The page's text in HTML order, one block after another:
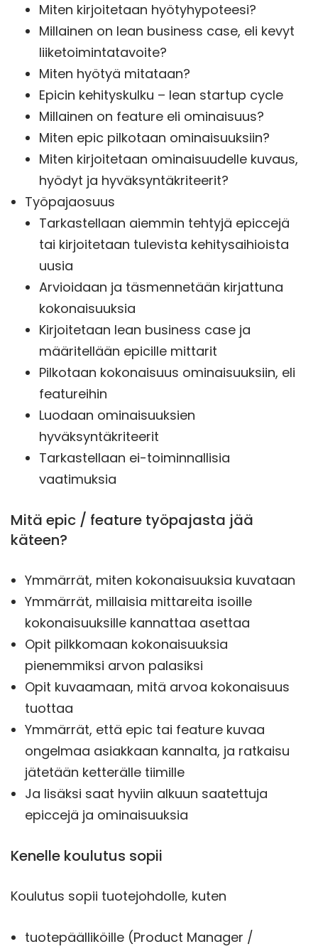
Miten kirjoitetaan hyötyhypoteesi?
Millainen on lean business case, eli kevyt
liiketoimintatavoite?
Miten hyötyä mitataan?
Epicin kehityskulku – lean startup cycle
Millainen on feature eli ominaisuus?
Miten epic pilkotaan ominaisuuksiin?
Miten kirjoitetaan ominaisuudelle kuvaus,
hyödyt ja hyväksyntäkriteerit?
Työpajaosuus
Tarkastellaan aiemmin tehtyjä epiccejä
tai kirjoitetaan tulevista kehitysaihioista
uusia
Arvioidaan ja täsmennetään kirjattuna
kokonaisuuksia
Kirjoitetaan lean business case ja
määritellään epicille mittarit
Pilkotaan kokonaisuus ominaisuuksiin, eli
featureihin
Luodaan ominaisuuksien
hyväksyntäkriteerit
Tarkastellaan ei-toiminnallisia
vaatimuksia
Mitä epic / feature työpajasta jää
käteen?
Ymmärrät, miten kokonaisuuksia kuvataan
Ymmärrät, millaisia mittareita isoille
kokonaisuuksille kannattaa asettaa
Opit pilkkomaan kokonaisuuksia
pienemmiksi arvon palasiksi
Opit kuvaamaan, mitä arvoa kokonaisuus
tuottaa
Ymmärrät, että epic tai feature kuvaa
ongelmaa asiakkaan kannalta, ja ratkaisu
jätetään ketterälle tiimille
Ja lisäksi saat hyviin alkuun saatettuja
epiccejä ja ominaisuuksia
Kenelle koulutus sopii
Koulutus sopii tuotejohdolle, kuten
tuotepäälliköille (Product Manager /